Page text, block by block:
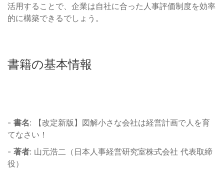
活用することで、企業は自社に合った人事評価制度を効率
的に構築できるでしょう。
書籍の基本情報
- 書名: 【改定新版】図解小さな会社は経営計画で人を育
てなさい！
- 著者: 山元浩二（日本人事経営研究室株式会社 代表取締
役）